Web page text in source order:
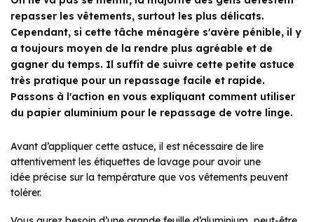
repasser les vêtements, surtout les plus délicats.
Cependant, si cette tâche ménagère s'avère pénible, il y
a toujours moyen de la rendre plus agréable et de
gagner du temps. Il suffit de suivre cette petite astuce
très pratique pour un repassage facile et rapide.
Passons à l'action en vous expliquant comment utiliser
du papier aluminium pour le repassage de votre linge.
Avant d’appliquer cette astuce, il est nécessaire de lire
attentivement les étiquettes de lavage pour avoir une
idée précise sur la température que vos vêtements peuvent
tolérer.